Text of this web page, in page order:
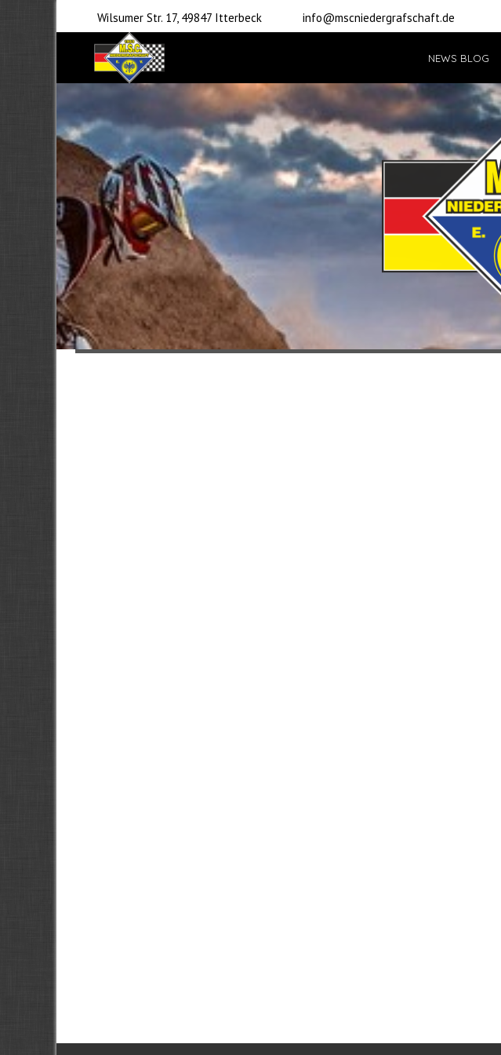
Wilsumer Str. 17, 49847 Itterbeck info@mscniedergrafschaft.de
NEWS BLOG